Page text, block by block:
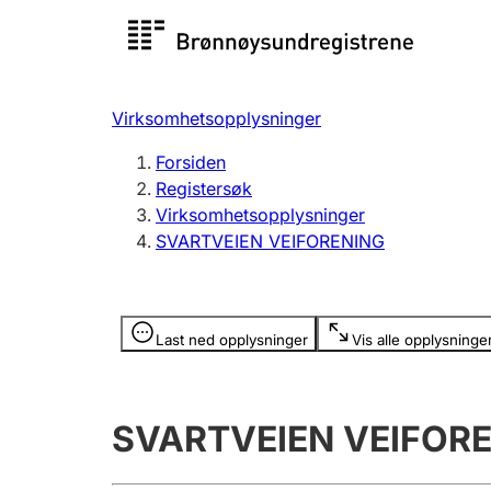
Registersøk
Registrere, endre, slette
Virksomhetsopplysninger
Forsiden
Registersøk
Virksomhetsopplysninger
SVARTVEIEN VEIFORENING
Last ned opplysninger Vis alle
Opplysninger er skjult
SVARTVEIEN